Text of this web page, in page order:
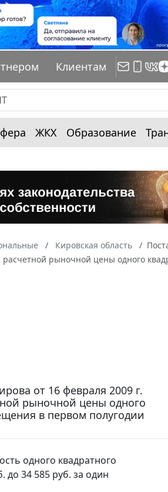
Клиентам
ЖКХ Образование
Кировская область
расчетной рыночной цены одного
от 16 февраля 2009 г.
рыночной цены одного
в первом полугодии
одного квадратного
34 585 руб. за один